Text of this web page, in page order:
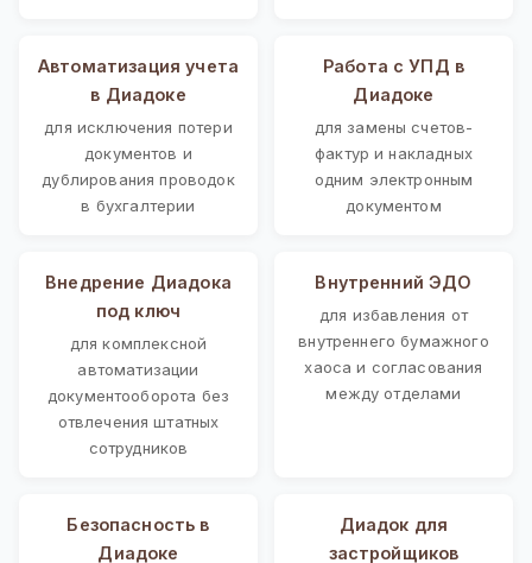
Автоматизация учета
в Диадоке
для исключения потери
документов и
дублирования проводок
в бухгалтерии
Работа с УПД в
Диадоке
для замены счетов-
фактур и накладных
одним электронным
документом
Внедрение Диадока
под ключ
для комплексной
автоматизации
документооборота без
отвлечения штатных
сотрудников
Внутренний ЭДО
для избавления от
внутреннего бумажного
хаоса и согласования
между отделами
Безопасность в
Диадоке
Диадок для
застройщиков